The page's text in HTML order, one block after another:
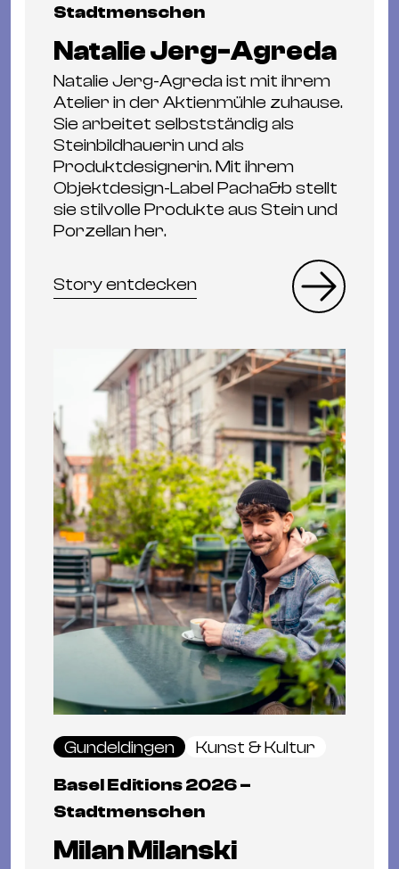
Stadtmenschen
Natalie Jerg-Agreda
Natalie Jerg-Agreda ist mit ihrem
Atelier in der Aktienmühle zuhause.
Sie arbeitet selbstständig als
Steinbildhauerin und als
Produktdesignerin. Mit ihrem
Objektdesign-Label Pacha&b stellt
sie stilvolle Produkte aus Stein und
Porzellan her.
Story entdecken
Gundeldingen
Kunst & Kultur
Basel Editions 2026 –
Stadtmenschen
Milan Milanski